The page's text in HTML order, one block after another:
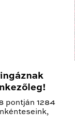
pontján 1284